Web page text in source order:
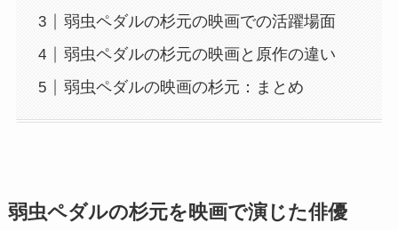
弱虫ペダルの杉元の映画での活躍場面
弱虫ペダルの杉元の映画と原作の違い
弱虫ペダルの映画の杉元：まとめ
弱虫ペダルの杉元を映画で演じた俳優